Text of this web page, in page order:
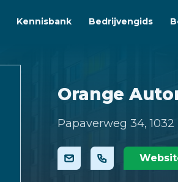
Kennisbank Bedrijvengids
Orange
Papaverweg 34,